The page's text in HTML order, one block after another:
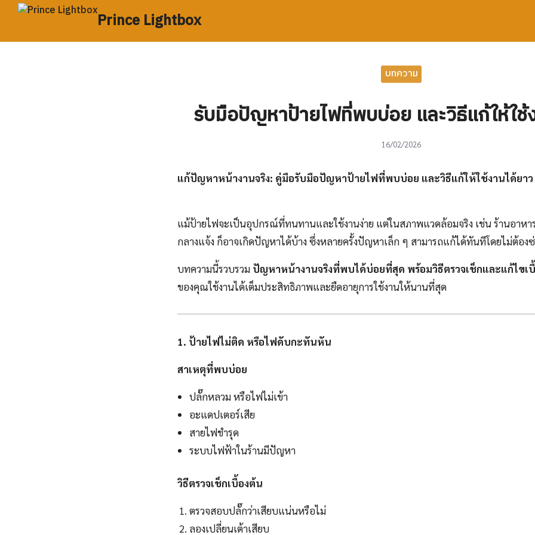
Prince Lightbox
Search
บทความ
รับมือปัญหาป้ายไฟที่พบบ่อย และวิธีแก้ให้ใช้
16/02/2026
แก้ปัญหาหน้างานจริง: คู่มือรับมือปัญหาป้ายไฟที่พบบ่อย และวิธีแก้ให้ใช้งานได้ยาว
แม้ป้ายไฟจะเป็นอุปกรณ์ที่ทนทานและใช้งานง่าย แต่ในสภาพแวดล้อมจริง เช่น ร้านอาห
กลางแจ้ง ก็อาจเกิดปัญหาได้บ้าง ซึ่งหลายครั้งปัญหาเล็ก ๆ สามารถแก้ได้ทันทีโดยไม่ต้อ
บทความนี้รวบรวม ปัญหาหน้างานจริงที่พบได้บ่อยที่สุด พร้อมวิธีตรวจเช็กและแก้ไขเ
ของคุณใช้งานได้เต็มประสิทธิภาพและยืดอายุการใช้งานให้นานที่สุด
1. ป้ายไฟไม่ติด หรือไฟดับกะทันหัน
สาเหตุที่พบบ่อย
ปลั๊กหลวม หรือไฟไม่เข้า
อะแดปเตอร์เสีย
สายไฟชำรุด
ระบบไฟฟ้าในร้านมีปัญหา
วิธีตรวจเช็กเบื้องต้น
ตรวจสอบปลั๊กว่าเสียบแน่นหรือไม่
ลองเปลี่ยนเต้าเสียบ